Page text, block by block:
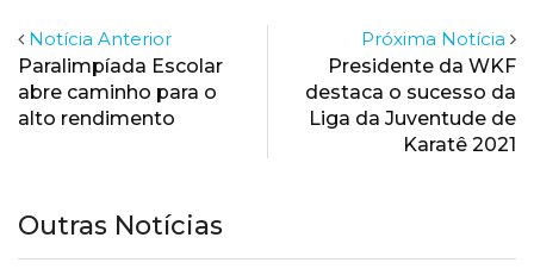
Notícia Anterior
Paralimpíada Escolar
abre caminho para o
alto rendimento
Próxima Notícia
Presidente da WKF
destaca o sucesso da
Liga da Juventude de
Karatê 2021
Outras Notícias